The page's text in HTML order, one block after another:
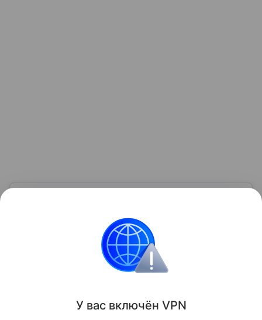
Рассказываем, что такое доход, какие бывают виды
и источники поступлений, а также какие активы
нельзя отнести к доходам.
Поделиться
У вас включён VPN